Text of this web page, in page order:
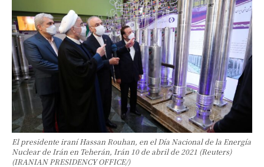
El presidente iraní Hassan Rouhan, en el Día Nacional de la Energía
Nuclear de Irán en Teherán, Irán 10 de abril de 2021 (Reuters)
(IRANIAN PRESIDENCY OFFICE/)